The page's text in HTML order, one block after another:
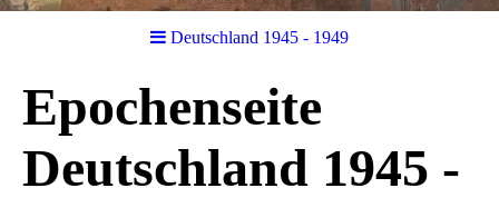
Deutschland 1945 - 1949
Epochenseite
Deutschland 1945 -